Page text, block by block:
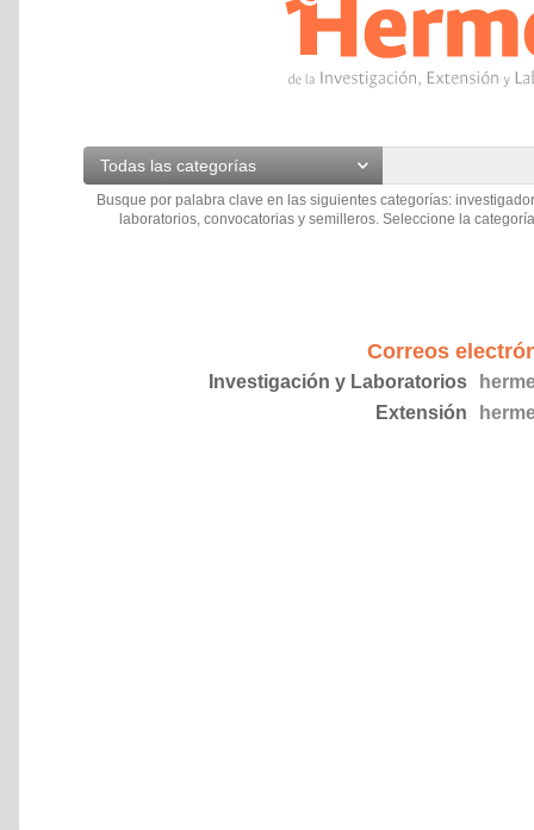
Todas las categorías
Busque por palabra clave en las siguientes categorías:
laboratorios, convocatorias y semilleros. Seleccione la
Correos
Investigación y Laboratorios
Extensión